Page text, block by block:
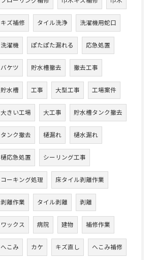
キズ補修 タイル洗浄 洗濯機用蛇口
洗濯機 ぽたぽた漏れる 応急処置
バケツ 貯水槽撤去 撤去工事
貯水槽 工事 大型工事 工場案件
大きい工場 大工事 貯水槽タンク撤去
タンク撤去 樋漏れ 樋水漏れ
樋応急処置 シーリング工事
コーキング処理 床タイル剥離作業
剥離作業 タイル剥離 剥離
ワックス 病院 建物 補修作業
へこみ カケ キズ直し へこみ補修